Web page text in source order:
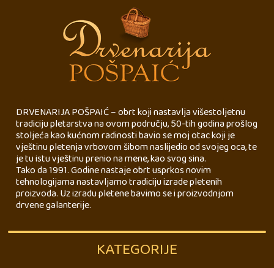
DRVENARIJA POŠPAIĆ – obrt koji nastavlja višestoljetnu
tradiciju pletarstva na ovom području, 50-tih godina prošlog
stoljeća kao kućnom radinosti bavio se moj otac koji je
vještinu pletenja vrbovom šibom naslijedio od svojeg oca, te
je tu istu vještinu prenio na mene, kao svog sina.
Tako da 1991. Godine nastaje obrt usprkos novim
tehnologijama nastavljamo tradiciju izrade pletenih
proizvoda. Uz izradu pletene bavimo se i proizvodnjom
drvene galanterije.
KATEGORIJE